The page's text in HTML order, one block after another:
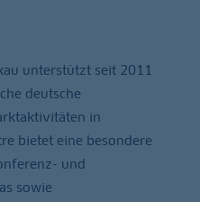
unterstützt seit 2011
deutsche
in
bietet eine besondere
und
sowie